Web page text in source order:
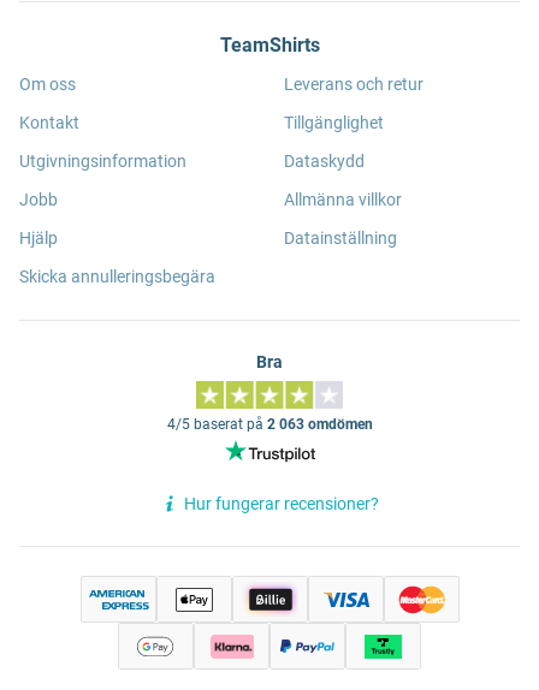
TeamShirts
Om oss
Kontakt
Utgivningsinformation
Jobb
Hjälp
Skicka annulleringsbegära
Leverans och retur
Tillgänglighet
Dataskydd
Allmänna villkor
Datainställning
Bra
4/5 baserat på 2 063 omdömen
Hur fungerar recensioner?